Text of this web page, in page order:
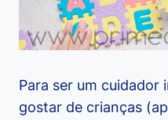
Para ser um cuidador
gostar de crianças